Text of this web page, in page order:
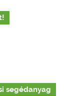
segédanyag